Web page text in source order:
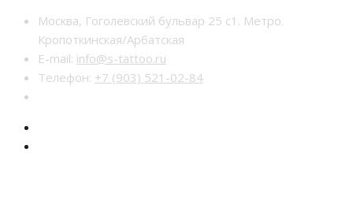
Москва, Гоголевский бульвар 25 с1. Метро.
Кропоткинская/Арбатская
E-mail: info@s-tattoo.ru
Телефон: +7 (903) 521-02-84